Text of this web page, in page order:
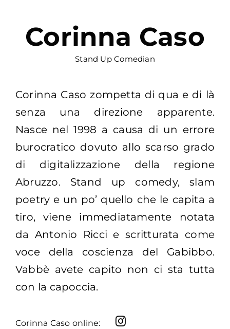
Corinna Caso
Stand Up Comedian
Corinna Caso zompetta di qua e di là
senza una direzione apparente.
Nasce nel 1998 a causa di un errore
burocratico dovuto allo scarso grado
di digitalizzazione della regione
Abruzzo. Stand up comedy, slam
poetry e un po’ quello che le capita a
tiro, viene immediatamente notata
da Antonio Ricci e scritturata come
voce della coscienza del Gabibbo.
Vabbè avete capito non ci sta tutta
con la capoccia.
Corinna Caso online: